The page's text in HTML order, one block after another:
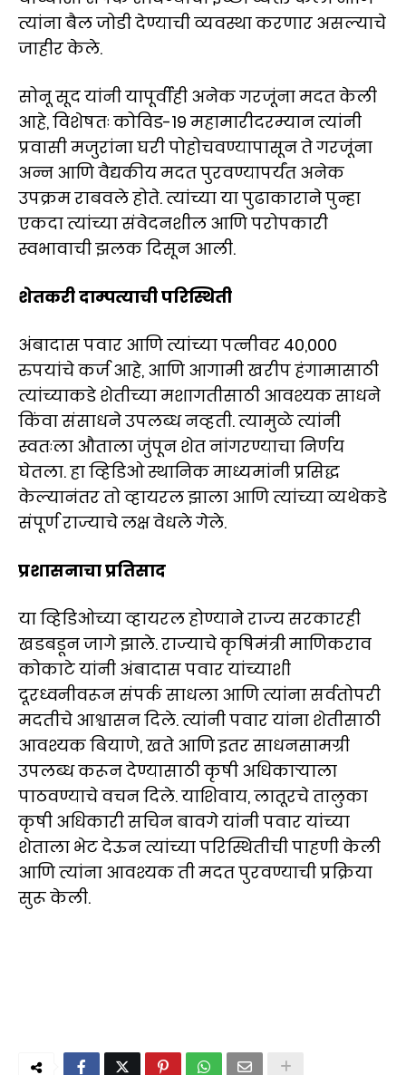
त्यांना बैल जोडी देण्याची व्यवस्था करणार असल्याचे
जाहीर केले.
सोनू सूद यांनी यापूर्वीही अनेक गरजूंना मदत केली
आहे, विशेषतः कोविड-19 महामारीदरम्यान त्यांनी
प्रवासी मजुरांना घरी पोहोचवण्यापासून ते गरजूंना
अन्न आणि वैद्यकीय मदत पुरवण्यापर्यंत अनेक
उपक्रम राबवले होते. त्यांच्या या पुढाकाराने पुन्हा
एकदा त्यांच्या संवेदनशील आणि परोपकारी
स्वभावाची झलक दिसून आली.
शेतकरी दाम्पत्याची परिस्थिती
अंबादास पवार आणि त्यांच्या पत्नीवर 40,000
रुपयांचे कर्ज आहे, आणि आगामी खरीप हंगामासाठी
त्यांच्याकडे शेतीच्या मशागतीसाठी आवश्यक साधने
किंवा संसाधने उपलब्ध नव्हती. त्यामुळे त्यांनी
स्वतःला औताला जुंपून शेत नांगरण्याचा निर्णय
घेतला. हा व्हिडिओ स्थानिक माध्यमांनी प्रसिद्ध
केल्यानंतर तो व्हायरल झाला आणि त्यांच्या व्यथेकडे
संपूर्ण राज्याचे लक्ष वेधले गेले.
प्रशासनाचा प्रतिसाद
या व्हिडिओच्या व्हायरल होण्याने राज्य सरकारही
खडबडून जागे झाले. राज्याचे कृषिमंत्री माणिकराव
कोकाटे यांनी अंबादास पवार यांच्याशी
दूरध्वनीवरून संपर्क साधला आणि त्यांना सर्वतोपरी
मदतीचे आश्वासन दिले. त्यांनी पवार यांना शेतीसाठी
आवश्यक बियाणे, खते आणि इतर साधनसामग्री
उपलब्ध करून देण्यासाठी कृषी अधिकाऱ्याला
पाठवण्याचे वचन दिले. याशिवाय, लातूरचे तालुका
कृषी अधिकारी सचिन बावगे यांनी पवार यांच्या
शेताला भेट देऊन त्यांच्या परिस्थितीची पाहणी केली
आणि त्यांना आवश्यक ती मदत पुरवण्याची प्रक्रिया
सुरू केली.